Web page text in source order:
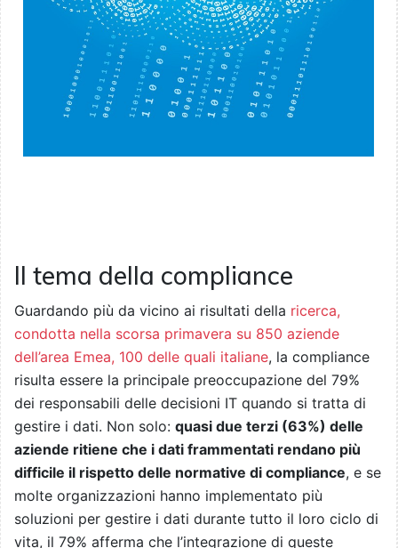
Il tema della compliance
Guardando più da vicino ai risultati della ricerca,
condotta nella scorsa primavera su 850 aziende
dell’area Emea, 100 delle quali italiane, la compliance
risulta essere la principale preoccupazione del 79%
dei responsabili delle decisioni IT quando si tratta di
gestire i dati. Non solo: quasi due terzi (63%) delle
aziende ritiene che i dati frammentati rendano più
difficile il rispetto delle normative di compliance, e se
molte organizzazioni hanno implementato più
soluzioni per gestire i dati durante tutto il loro ciclo di
vita, il 79% afferma che l’integrazione di queste